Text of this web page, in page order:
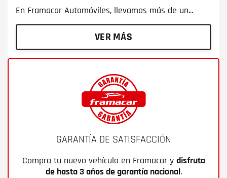
En Framacar Automóviles, llevamos más de un...
VER MÁS
GARANTÍA DE SATISFACCIÓN
Compra tu nuevo vehículo en Framacar y disfruta
de hasta 3 años de garantía nacional.